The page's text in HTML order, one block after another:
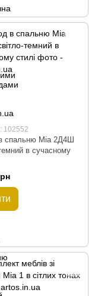
102552
спальню Mia 2Д4Ш
в сучасному